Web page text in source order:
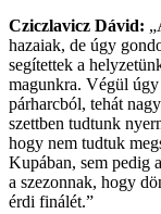
Cziczlavicz Dávid:
hazaiak, de úgy
segítettek a
magunkra. Végül
párharcból, tehát
szettben tudtunk
hogy nem tudtuk
Kupában, sem pedig
a szezonnak, hogy
érdi finálét.”